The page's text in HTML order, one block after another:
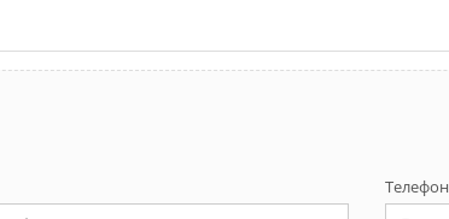
Телефон